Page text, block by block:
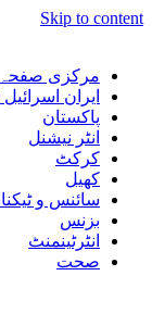
Skip to content
مرکزی صفحہ
ایران
پاکستان
انٹر نیشنل
کرکٹ
کھیل
سائنس و
بزنس
انٹرٹینمنٹ
صحت